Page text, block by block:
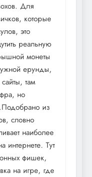
Для
которые
это
реальную
монеты
ерунды,
там
но
из
словно
наиболее
интернете. Тут
фишек,
на игре, где